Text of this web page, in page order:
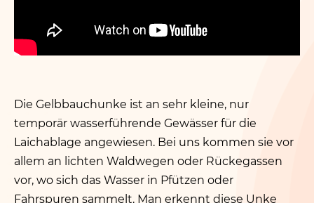
Die Gelbbauchunke ist an sehr kleine, nur
temporär wasserführende Gewässer für die
Laichablage angewiesen. Bei uns kommen sie vor
allem an lichten Waldwegen oder Rückegassen
vor, wo sich das Wasser in Pfützen oder
Fahrspuren sammelt. Man erkennt diese Unke